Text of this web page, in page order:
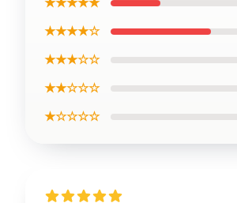
★★★★★
★★★★☆
★★★☆☆
★★☆☆☆
★☆☆☆☆